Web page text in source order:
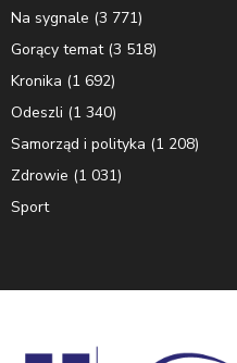
Na sygnale (3 771)
Gorący temat(3 518)
Kronika (1 692)
Odeszli (1 340)
Samorząd i polityka (1 208)
Zdrowie (1 031)
Sport